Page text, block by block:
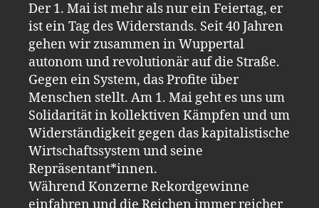
Der 1. Mai ist mehr als nur ein Feiertag, er
ist ein Tag des Widerstands. Seit 40 Jahren
gehen wir zusammen in Wuppertal
autonom und revolutionär auf die Straße.
Gegen ein System, das Profite über
Menschen stellt. Am 1. Mai geht es uns um
Solidarität in kollektiven Kämpfen und um
Widerständigkeit gegen das kapitalistische
Wirtschaftssystem und seine
Repräsentant*innen.
Während Konzerne Rekordgewinne